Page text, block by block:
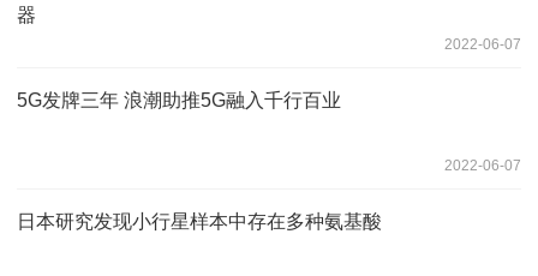
器
2022-06-07
5G发牌三年 浪潮助推5G融入千行百业
2022-06-07
日本研究发现小行星样本中存在多种氨基酸